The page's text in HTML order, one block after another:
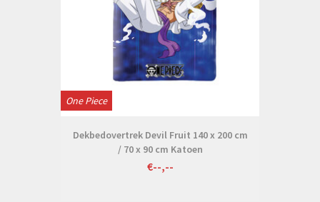
One Piece
Dekbedovertrek Devil Fruit 140 x 200 cm
/ 70 x 90 cm Katoen
€--,--